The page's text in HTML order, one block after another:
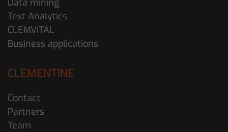
Text Analytics
CLEMVITAL
Business applications
CLEMENTINE
Contact
Partners
Team